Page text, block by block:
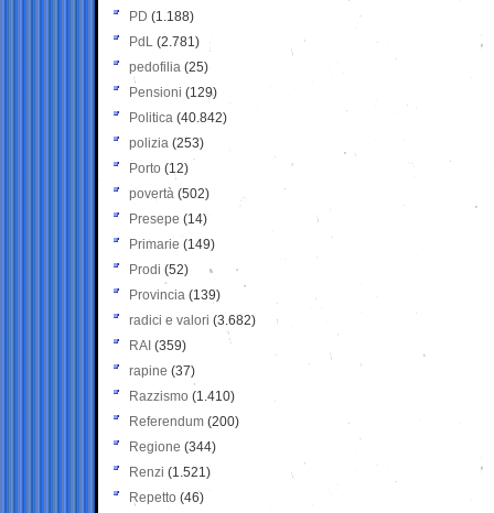
PD (1.188)
PdL (2.781)
pedofilia (25)
Pensioni (129)
Politica (40.842)
polizia (253)
Porto (12)
povertà (502)
Presepe (14)
Primarie (149)
Prodi (52)
Provincia (139)
radici e valori (3.682)
RAI (359)
rapine (37)
Razzismo (1.410)
Referendum (200)
Regione (344)
Renzi (1.521)
Repetto (46)